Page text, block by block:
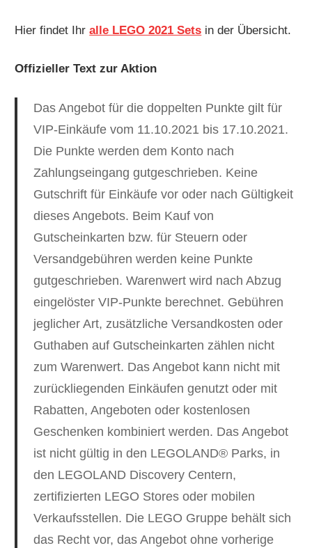
Hier findet Ihralle LEGO 2021 Sets in der Übersicht.
Offizieller Text zur Aktion
Das Angebot für die doppelten Punkte gilt für
VIP-Einkäufe vom 11.10.2021 bis 17.10.2021.
Die Punkte werden dem Konto nach
Zahlungseingang gutgeschrieben. Keine
Gutschrift für Einkäufe vor oder nach Gültigkeit
dieses Angebots. Beim Kauf von
Gutscheinkarten bzw. für Steuern oder
Versandgebühren werden keine Punkte
gutgeschrieben. Warenwert wird nach Abzug
eingelöster VIP-Punkte berechnet. Gebühren
jeglicher Art, zusätzliche Versandkosten oder
Guthaben auf Gutscheinkarten zählen nicht
zum Warenwert. Das Angebot kann nicht mit
zurückliegenden Einkäufen genutzt oder mit
Rabatten, Angeboten oder kostenlosen
Geschenken kombiniert werden. Das Angebot
ist nicht gültig in den LEGOLAND® Parks, in
den LEGOLAND Discovery Centern,
zertifizierten LEGO Stores oder mobilen
Verkaufsstellen. Die LEGO Gruppe behält sich
das Recht vor, das Angebot ohne vorherige